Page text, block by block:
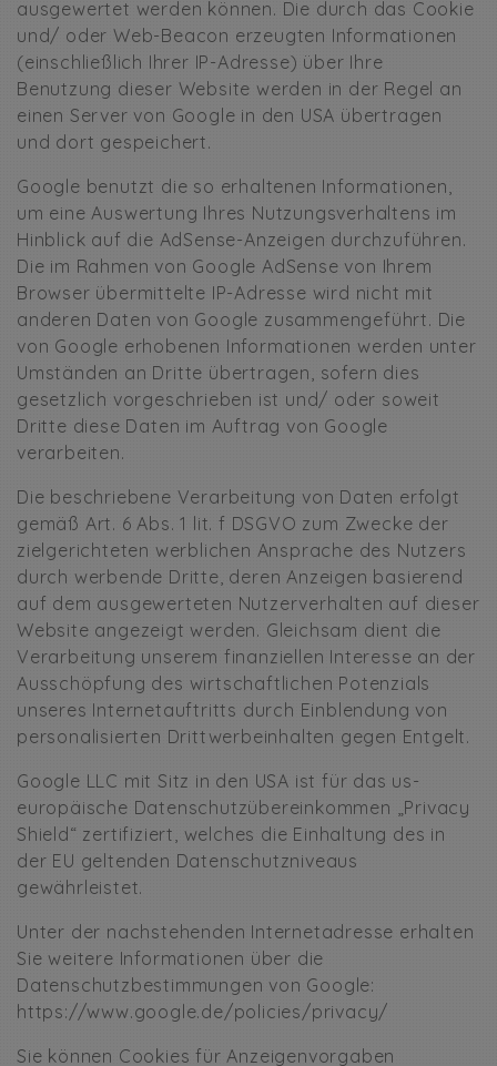
ausgewertet werden können. Die durch das Cookie
und/ oder Web-Beacon erzeugten Informationen
(einschließlich Ihrer IP-Adresse) über Ihre
Benutzung dieser Website werden in der Regel an
einen Server von Google in den USA übertragen
und dort gespeichert.
Google benutzt die so erhaltenen Informationen,
um eine Auswertung Ihres Nutzungsverhaltens im
Hinblick auf die AdSense-Anzeigen durchzuführen.
Die im Rahmen von Google AdSense von Ihrem
Browser übermittelte IP-Adresse wird nicht mit
anderen Daten von Google zusammengeführt. Die
von Google erhobenen Informationen werden unter
Umständen an Dritte übertragen, sofern dies
gesetzlich vorgeschrieben ist und/ oder soweit
Dritte diese Daten im Auftrag von Google
verarbeiten.
Die beschriebene Verarbeitung von Daten erfolgt
gemäß Art. 6 Abs. 1 lit. f DSGVO zum Zwecke der
zielgerichteten werblichen Ansprache des Nutzers
durch werbende Dritte, deren Anzeigen basierend
auf dem ausgewerteten Nutzerverhalten auf dieser
Website angezeigt werden. Gleichsam dient die
Verarbeitung unserem finanziellen Interesse an der
Ausschöpfung des wirtschaftlichen Potenzials
unseres Internetauftritts durch Einblendung von
personalisierten Drittwerbeinhalten gegen Entgelt.
Google LLC mit Sitz in den USA ist für das us-
europäische Datenschutzübereinkommen „Privacy
Shield“ zertifiziert, welches die Einhaltung des in
der EU geltenden Datenschutzniveaus
gewährleistet.
Unter der nachstehenden Internetadresse erhalten
Sie weitere Informationen über die
Datenschutzbestimmungen von Google:
https://www.google.de/policies/privacy/
Sie können Cookies für Anzeigenvorgaben